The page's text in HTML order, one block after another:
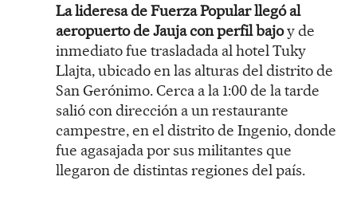
La lideresa de Fuerza Popular llegó al
aeropuerto de Jauja con perfil bajoy de
inmediato fue trasladada al hotel Tuky
Llajta, ubicado en las alturas del distrito de
San Gerónimo. Cerca a la 1:00 de la tarde
salió con dirección a un restaurante
campestre, en el distrito de Ingenio, donde
fue agasajada por sus militantes que
llegaron de distintas regiones del país.